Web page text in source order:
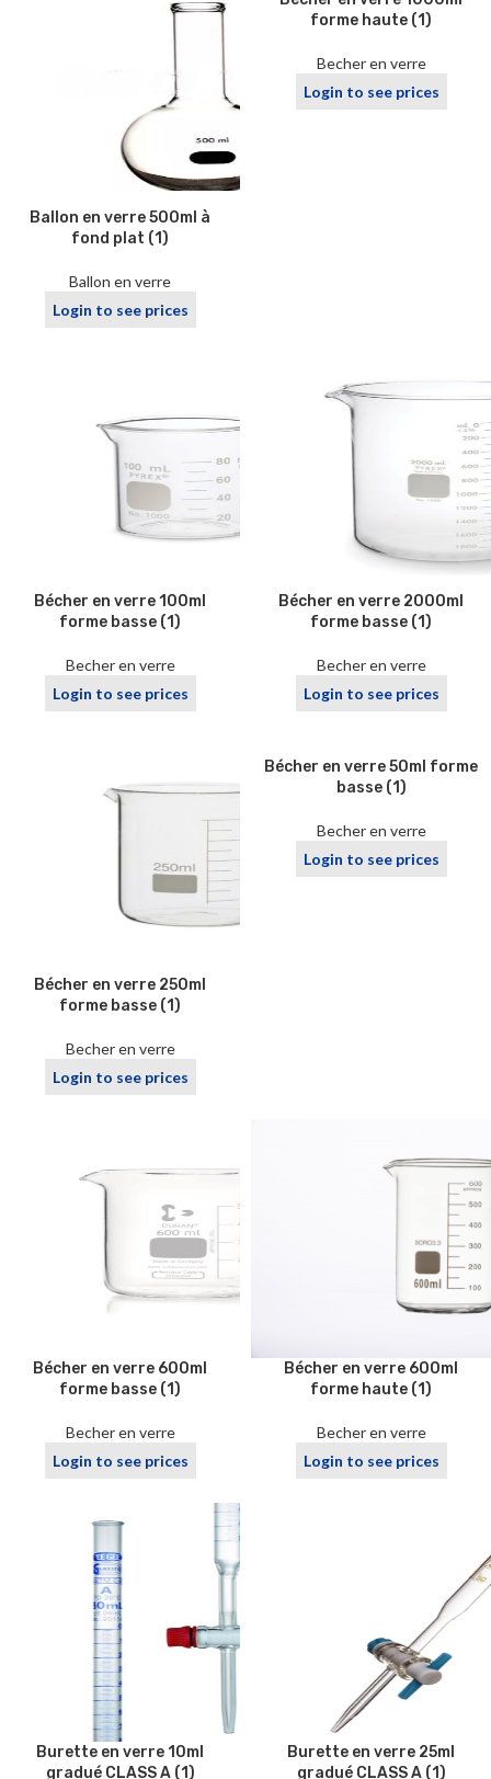
Ballon en verre 500ml à
fond plat (1)
Ballon en verre
Login to see prices
forme haute (1)
Becher en verre
Login to see prices
Bécher en verre 100ml
forme basse (1)
Becher en verre
Login to see prices
Bécher en verre 2000ml
forme basse (1)
Becher en verre
Login to see prices
Bécher en verre 250ml
forme basse (1)
Becher en verre
Login to see prices
Bécher en verre 50ml forme
basse (1)
Becher en verre
Login to see prices
Bécher en verre 600ml
forme basse (1)
Becher en verre
Login to see prices
Bécher en verre 600ml
forme haute (1)
Becher en verre
Login to see prices
Burette en verre 10ml
gradué CLASS A (1)
Burette en verre 25ml
gradué CLASS A (1)